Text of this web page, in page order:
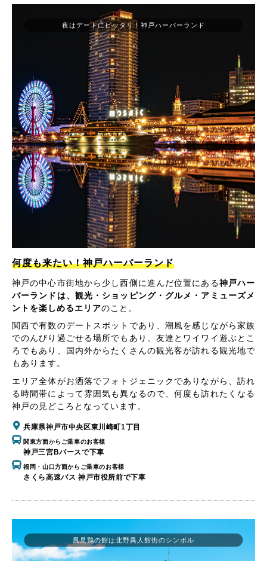
夜はデートにピッタリ！神戸ハーバーランド
何度も来たい！神戸ハーバーランド
神戸の中心市街地から少し西側に進んだ位置にある神戸ハー
バーランドは、観光・ショッピング・グルメ・アミューズメ
ントを楽しめるエリアのこと。
関西で有数のデートスポットであり、潮風を感じながら家族
でのんびり過ごせる場所でもあり、友達とワイワイ遊ぶとこ
ろでもあり、国内外からたくさんの観光客が訪れる観光地で
もあります。
エリア全体がお洒落でフォトジェニックでありながら、訪れ
る時間帯によって雰囲気も異なるので、何度も訪れたくなる
神戸の見どころとなっています。
兵庫県神戸市中央区東川崎町1丁目
関東方面からご乗車のお客様
神戸三宮Bバースで下車
福岡・山口方面からご乗車のお客様
さくら高速バス 神戸市役所前で下車
風見鶏の館は北野異人館街のシンボル